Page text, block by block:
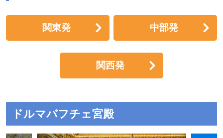
関東発 中部発
関西発
ドルマバフチェ宮殿